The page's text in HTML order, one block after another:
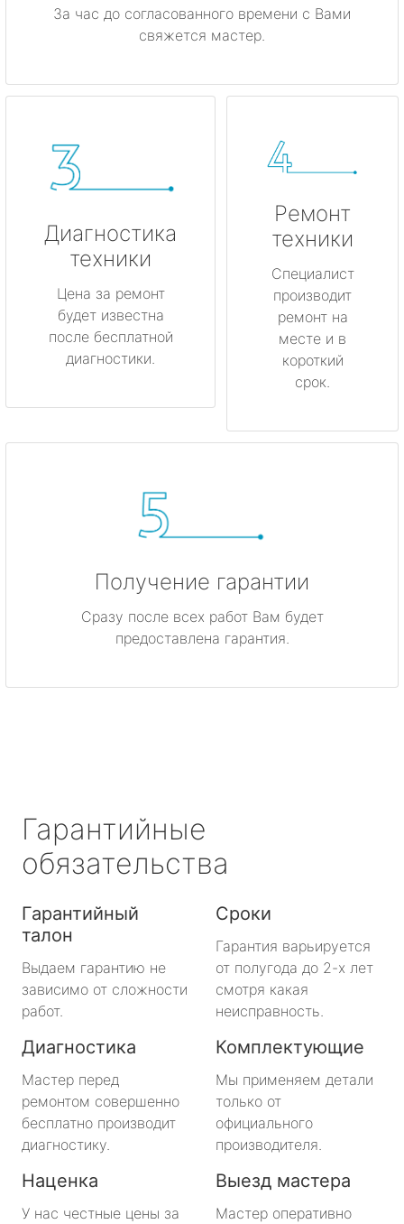
За час до согласованного времени с Вами
свяжется мастер.
Диагностика
техники
Цена за ремонт
будет известна
после бесплатной
диагностики.
Ремонт
техники
Специалист
производит
ремонт на
месте и в
короткий
срок.
Получение гарантии
Сразу после всех работ Вам будет
предоставлена гарантия.
Гарантийные
обязательства
Гарантийный
талон
Выдаем гарантию не
зависимо от сложности
работ.
Сроки
Гарантия варьируется
от полугода до 2-х лет
смотря какая
неисправность.
Диагностика
Мастер перед
ремонтом совершенно
бесплатно производит
диагностику.
Комплектующие
Мы применяем детали
только от
официального
производителя.
Наценка
У нас честные цены за
Выезд мастера
Мастер оперативно